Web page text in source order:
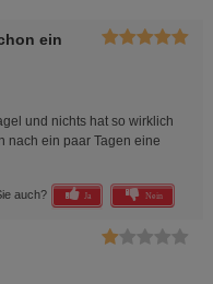
ein
und nichts hat so wirklich
nach ein paar Tagen eine
auch? Ja Nein